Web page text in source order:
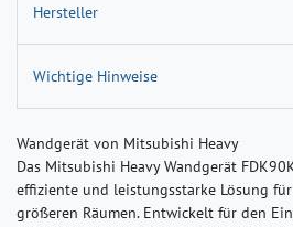
Hersteller
Wichtige Hinweise
Wandgerät von Mitsubishi Heavy
Das Mitsubishi Heavy Wandgerät
effiziente und leistungsstarke Lösung
größeren Räumen. Entwickelt für den